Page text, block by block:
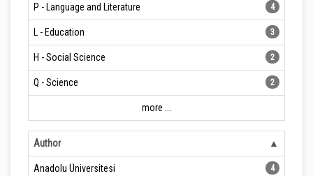
P - Language and Literature 4
L - Education 3
H - Social Science 2
Q - Science 2
more ...
Author
Anadolu Üniversitesi 4